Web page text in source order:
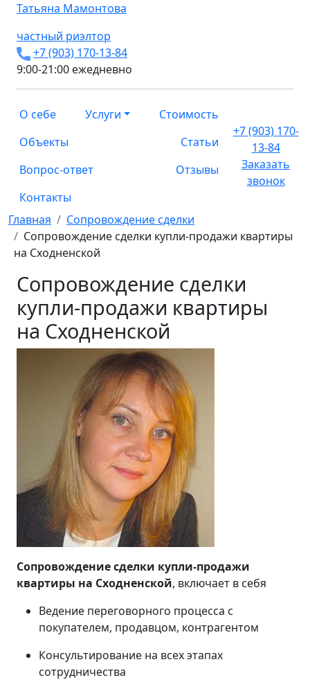
Татьяна Мамонтова
частный риэлтор
+7 (903) 170-13-84
9:00-21:00 ежедневно
О себе Услуги
Стоимость
Объекты
Статьи
Вопрос-ответ
Отзывы
Контакты
+7 (903) 170-
13-84
Заказать
звонок
Главная
Сопровождение сделки
Сопровождение сделки купли-продажи квартиры
на Сходненской
Сопровождение сделки
купли-продажи квартиры
на Сходненской
Сопровождение сделки купли-продажи
квартиры на Сходненской, включает в себя
Ведение переговорного процесса с
покупателем, продавцом, контрагентом
Консультирование на всех этапах
сотрудничества